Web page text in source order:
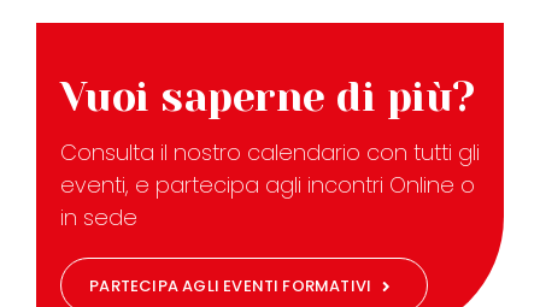
Vuoi saperne di più?
Consulta il nostro calendario con tutti gli
eventi, e partecipa agli incontri Online o
in sede
PARTECIPA AGLI EVENTI FORMATIVI